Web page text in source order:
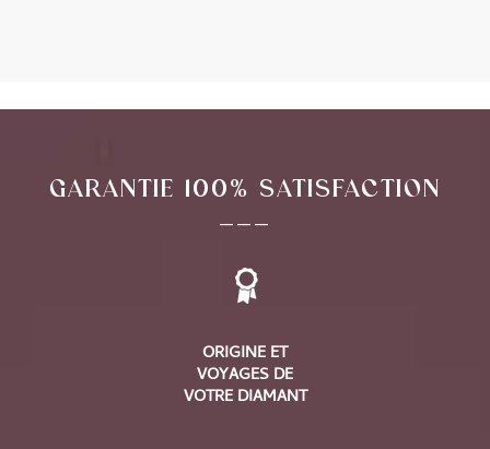
GARANTIE 100% SATISFACTION
ORIGINE ET
VOYAGES DE
VOTRE DIAMANT